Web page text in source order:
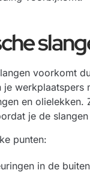
voorkomt
en
je de
punten:
in de